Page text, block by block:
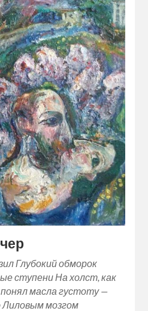
Глубокий обморок
ступени На холст, как
масла густоту —
Лиловым мозгом